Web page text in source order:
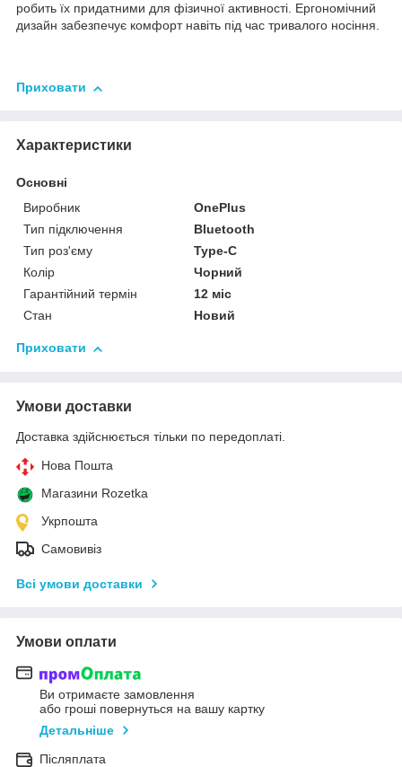
робить їх придатними для фізичної активності. Ергономічний
дизайн забезпечує комфорт навіть під час тривалого носіння.
Приховати
Характеристики
Основні
Виробник
OnePlus
Тип підключення
Bluetooth
Тип роз'єму
Type-C
Колір
Чорний
Гарантійний термін
12 міс
Стан
Новий
Приховати
Умови доставки
Доставка здійснюється тільки по передоплаті.
Нова Пошта
Магазини Rozetka
Укрпошта
Самовивіз
Всі умови доставки
Умови оплати
Ви отримаєте замовлення
або гроші повернуться на вашу картку
Детальніше
Післяплата